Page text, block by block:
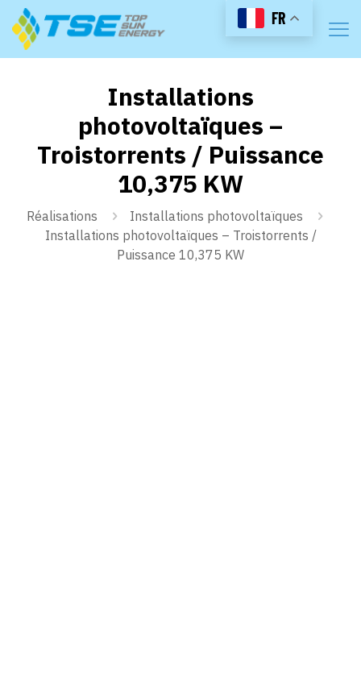
Installations
photovoltaïques –
Troistorrents / Puissance
10,375 KW
Réalisations
Installations photovoltaïques
Installations photovoltaïques – Troistorrents /
Puissance 10,375 KW
FR